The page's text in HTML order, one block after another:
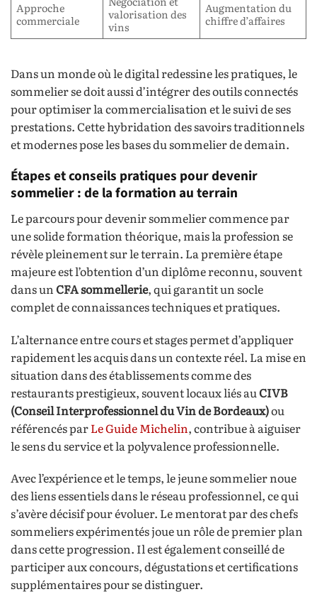
Approche
commerciale
valorisation des
vins
Augmentation du
chiffre d’affaires
Dans un monde où le digital redessine les pratiques, le
sommelier se doit aussi d’intégrer des outils connectés
pour optimiser la commercialisation et le suivi de ses
prestations. Cette hybridation des savoirs traditionnels
et modernes pose les bases du sommelier de demain.
Étapes et conseils pratiques pour devenir
sommelier : de la formation au terrain
Le parcours pour devenir sommelier commence par
une solide formation théorique, mais la profession se
révèle pleinement sur le terrain. La première étape
majeure est l’obtention d’un diplôme reconnu, souvent
dans unCFA sommellerie, qui garantit un socle
complet de connaissances techniques et pratiques.
L’alternance entre cours et stages permet d’appliquer
rapidement les acquis dans un contexte réel. La mise en
situation dans des établissements comme des
restaurants prestigieux, souvent locaux liés auCIVB
(Conseil Interprofessionnel du Vin de Bordeaux)ou
référencés parLe Guide Michelin, contribue à aiguiser
le sens du service et la polyvalence professionnelle.
Avec l’expérience et le temps, le jeune sommelier noue
des liens essentiels dans le réseau professionnel, ce qui
s’avère décisif pour évoluer. Le mentorat par des chefs
sommeliers expérimentés joue un rôle de premier plan
dans cette progression. Il est également conseillé de
participer aux concours, dégustations et certifications
supplémentaires pour se distinguer.